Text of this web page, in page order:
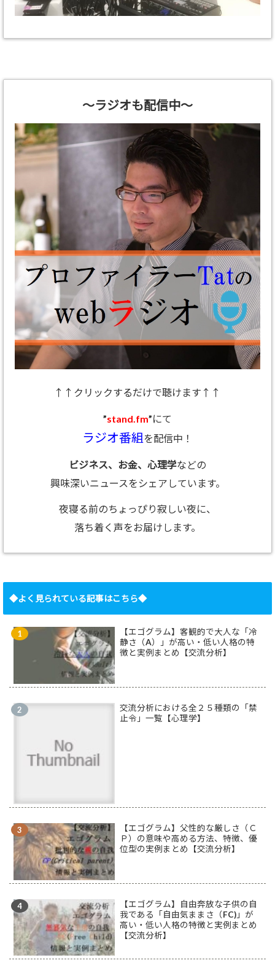
～ラジオも配信中～
↑↑クリックするだけで聴けます↑↑
”stand.fm”にて
ラジオ番組を配信中！
ビジネス、お金、心理学などの
興味深いニュースをシェアしています。
夜寝る前のちょっぴり寂しい夜に、
落ち着く声をお届けします。
◆よく見られている記事はこちら◆
【エゴグラム】客観的で大人な「冷
静さ（A）」が高い・低い人格の特
徴と実例まとめ【交流分析】
交流分析における全２５種類の「禁
止令」一覧【心理学】
【エゴグラム】父性的な厳しさ（Ｃ
Ｐ）の意味や高める方法、特徴、優
位型の実例まとめ【交流分析】
【エゴグラム】自由奔放な子供の自
我である「自由気ままさ（FC)」が
高い・低い人格の特徴と実例まとめ
【交流分析】